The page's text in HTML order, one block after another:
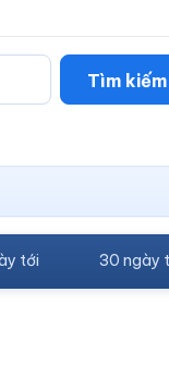
Tìm kiếm
tới 30 ngày